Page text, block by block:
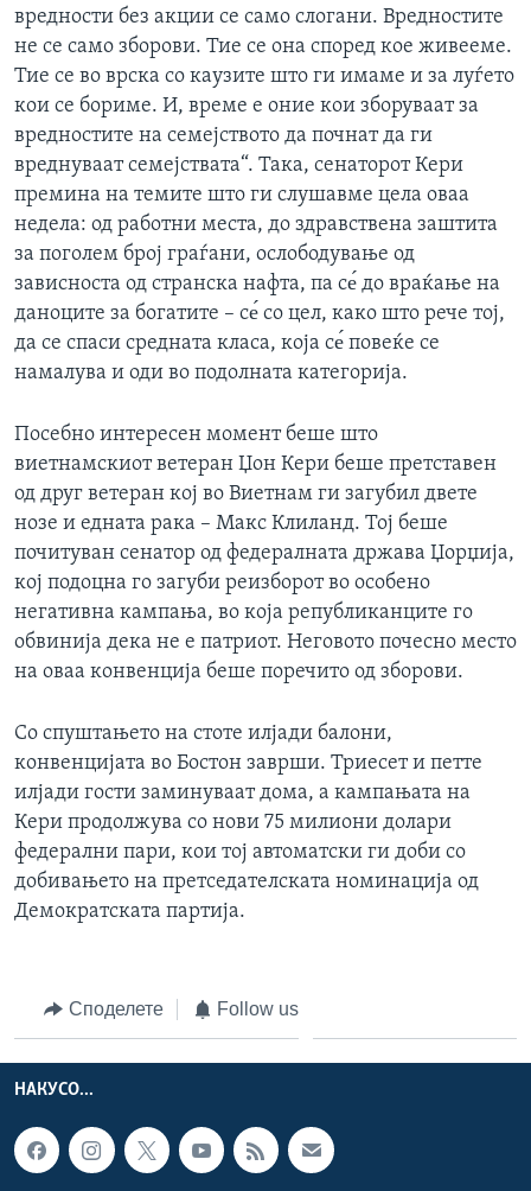
вредности без акции се само слогани. Вредностите
не се само зборови. Тие се она според кое живееме.
Тие се во врска со каузите што ги имаме и за луѓето
кои се бориме. И, време е оние кои зборуваат за
вредностите на семејството да почнат да ги
вреднуваат семејствата“. Така, сенаторот Кери
премина на темите што ги слушавме цела оваа
недела: од работни места, до здравствена заштита
за поголем број граѓани, ослободување од
зависноста од странска нафта, па се́ до враќање на
даноците за богатите – се́ со цел, како што рече тој,
да се спаси средната класа, која се́ повеќе се
намалува и оди во подолната категорија.
Посебно интересен момент беше што
виетнамскиот ветеран Џон Кери беше претставен
од друг ветеран кој во Виетнам ги загубил двете
нозе и едната рака – Макс Клиланд. Тој беше
почитуван сенатор од федералната држава Џорџија,
кој подоцна го загуби реизборот во особено
негативна кампања, во која републиканците го
обвинија дека не е патриот. Неговото почесно место
на оваа конвенција беше поречито од зборови.
Со спуштањето на стоте илјади балони,
конвенцијата во Бостон заврши. Триесет и петте
илјади гости заминуваат дома, а кампањата на
Кери продолжува со нови 75 милиони долари
федерални пари, кои тој автоматски ги доби со
добивањето на претседателската номинација од
Демократската партија.
Споделете Follow us
НАКУСО...